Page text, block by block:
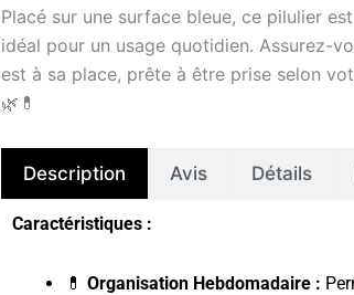
Placé sur une surface bleue, ce pilulier
idéal pour un usage quotidien. Assurez-
est à sa place, prête à être prise selon
🌿💊
Description Avis Détails
Caractéristiques :
💊 Organisation Hebdomadaire :